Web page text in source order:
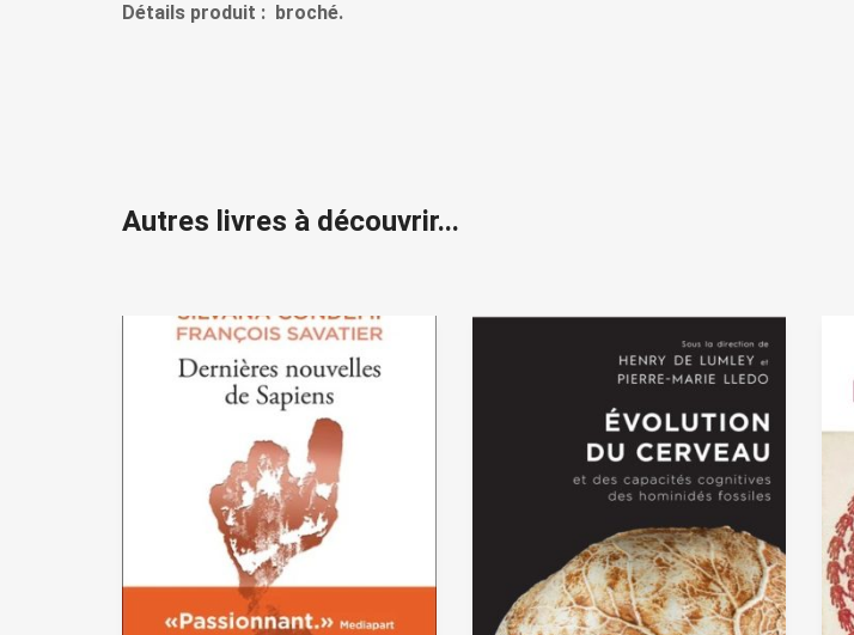
Détails produit : broché.
Autres livres à découvrir...